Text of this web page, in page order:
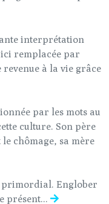
interprétation
remplacée par
revenue à la vie grâce
par les mots au
culture. Son père
chômage, sa mère
primordial. Englober
présent...